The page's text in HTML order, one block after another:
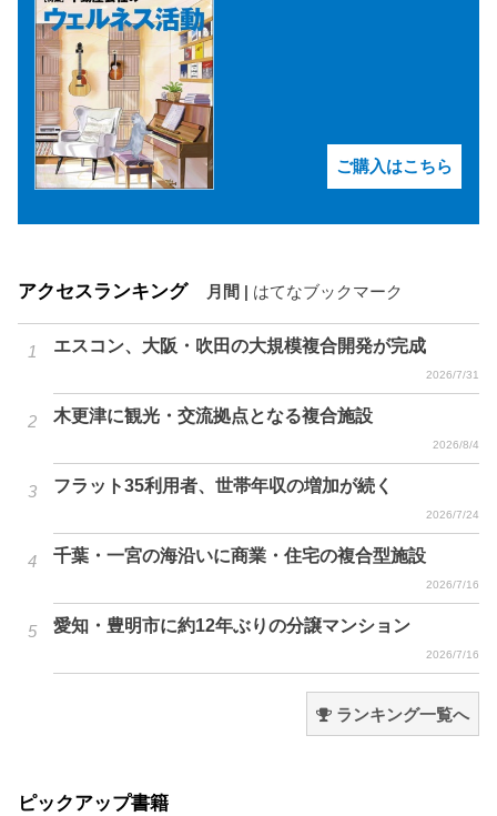
ご購入はこちら
アクセスランキング 月間 はてなブックマーク
エスコン、大阪・吹田の大規模複合開発が完成
2026/7/31
木更津に観光・交流拠点となる複合施設
2026/8/4
フラット35利用者、世帯年収の増加が続く
2026/7/24
千葉・一宮の海沿いに商業・住宅の複合型施設
2026/7/16
愛知・豊明市に約12年ぶりの分譲マンション
2026/7/16
ランキング一覧へ
ピックアップ書籍